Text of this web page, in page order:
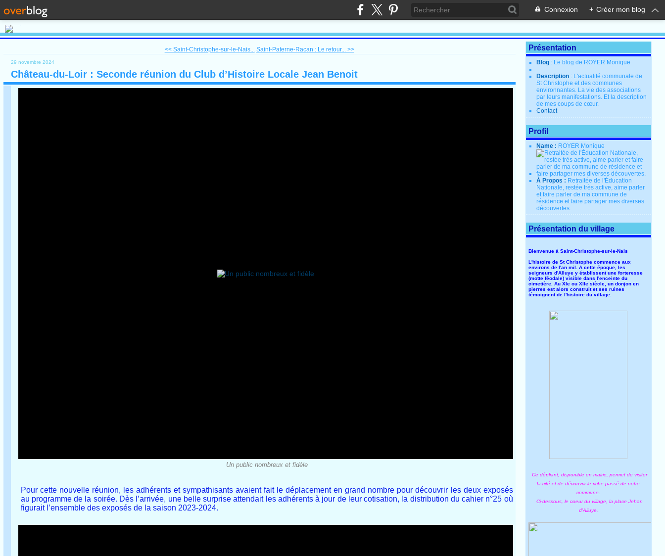
Connexion + Créer mon blog
<< Saint-Christophe-sur-le-Nais... Saint-Paterne-Racan : Le retour... >>
29 novembre 2024
Château-du-Loir : Seconde réunion du Club d’Histoire Locale Jean Benoit
Un public nombreux et fidèle
Pour cette nouvelle réunion, les adhérents et sympathisants avaient fait le déplacement en grand nombre pour découvrir les deux exposés
au programme de la soirée. Dès l’arrivée, une belle surprise attendait les adhérents à jour de leur cotisation, la distribution du cahier n°25 où
figurait l’ensemble des exposés de la saison 2023-2024.
Présentation
Blog : Le blog de ROYER Monique
Description : L'actualité communale de
St Christophe et des communes
environnantes. La vie des associations
par leurs manifestations. Et la description
de mes coups de cœur.
Contact
Profil
Name : ROYER Monique
À Propos : Retraitée de l'Éducation
Nationale, restée très active, aime parler
et faire parler de ma commune de
résidence et faire partager mes diverses
découvertes.
Présentation du village
Bienvenue à Saint-Christophe-sur-le-Nais
L'histoire de St Christophe commence aux
environs de l'an mil. A cette époque, les
seigneurs d'Alluye y établissent une forteresse
(motte féodale) visible dans l'enceinte du
cimetière. Au XIe ou XIIe siècle, un donjon en
pierres est alors construit et ses ruines
témoignent de l'histoire du village.
Ce dépliant, disponible en mairie, permet de visiter
la cité et de découvrir le riche passé de notre
commune.
Ci-dessous, le coeur du village, la place Jehan
d'Alluye.